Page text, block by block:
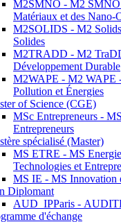
M2SMNO - M2 SMNO
Matériaux et des Nano-
M2SOLIDS - M2
Solides
M2TRADD - M2
Développement Durable
M2WAPE - M2 WAPE
Pollution et Énergies
of Science (CGE)
MSc Entrepreneurs -
Entrepreneurs
spécialisé (Master)
MS ETRE - MS
Technologies et
MS IE - MS Innovation
Diplomant
AUD_IPParis -
d'échange